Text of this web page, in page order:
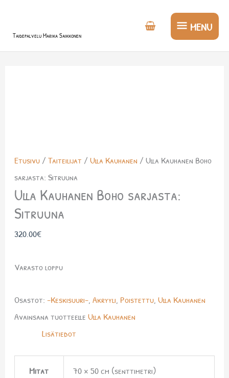
Taidepalvelu Marika Saikkonen
MENU
MENU
Etusivu/ Taiteilijat / Ulla Kauhanen / Ulla Kauhanen Boho
sarjasta: Sitruuna
Ulla Kauhanen Boho sarjasta:
Sitruuna
320.00€
Varasto loppu
Osastot: -Keskisuuri-, Akryyli, Poistettu, Ulla Kauhanen
Avainsana tuotteelle Ulla Kauhanen
Lisätiedot
Mitat 70 × 50 cm (senttimetri)